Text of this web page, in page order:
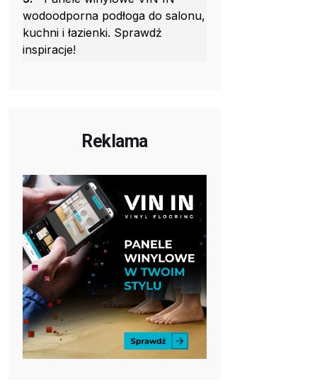
wodoodporna podłoga do salonu,
kuchni i łazienki. Sprawdź
inspiracje!
Reklama